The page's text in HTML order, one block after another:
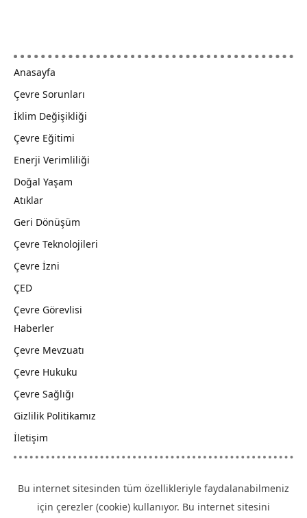
Anasayfa
Çevre Sorunları
İklim Değişikliği
Çevre Eğitimi
Enerji Verimliliği
Doğal Yaşam
Atıklar
Geri Dönüşüm
Çevre Teknolojileri
Çevre İzni
ÇED
Çevre Görevlisi
Haberler
Çevre Mevzuatı
Çevre Hukuku
Çevre Sağlığı
Gizlilik Politikamız
İletişim
Bu internet sitesinden tüm özellikleriyle faydalanabilmeniz
için çerezler (cookie) kullanıyor. Bu internet sitesini